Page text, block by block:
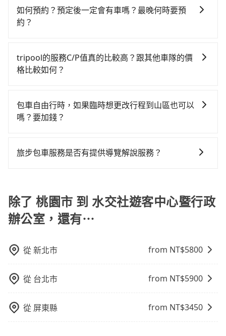
抵達水交社遊客中心暨行政辦公室 (台南市南區) 的目的
地。全程加上轉車時間共2小時34分鐘，假設4位同行，
費時3小時11分鐘。長距離移動確實搭乘高鐵可以比坐車
快，但卻要額外支出約40元的交通費，所以對於不是這
務，最多可再節省50%的交通費用。
市（大園區）到水交社遊客中心暨行政辦公室的花費預
估為$3,750~4,500（金額差異來自於平假日、車款差
險與可能的罰單都需自付。再者，和運的iRent只提供最
基本的車型，如Toyota Yaris、Prius C、Vios這類乘坐
就是車況，打開車門才發現仍有上一組乘客遺留的垃圾
或者撞凹的車門仍未被修理，每一次租車都好像在開樂
到停車位，對於急著用車或者要載其他乘客的人來說就
時，就顯得非常不便。
灣大車隊、Uber、Line Taxi、Yoxi等，如果在路邊攔不
到車，也可考慮打電話至附近的計程車隊，如大園義交
間，但如改預約tripool可省高達$3,500。但如果要考慮
到回程，台南市僅有合法計程車約4,140輛，數量約為桃
tripool都是你從桃園市到水交社遊客中心暨行政辦公室
的最佳選擇。
如何預約？預定後一定會有車嗎？最晚何時要預
約？
專車接送服務，可直接線上輸入上下車地點或地址，三
秒內即可查到真實價格，照著步驟填寫完乘客資料與線
了，而司機與車輛的詳細資料，將於乘車前一晚八點透
過SMS和EMAIL提供。一旦付款完畢，tripool保證出
單，最遲如當天下午過後乘車，四小時前仍能預約。
tripool的服務C/P值真的比較高？跟其他車隊的價
格比較如何？
市場上稍具規模且合法經營的業者，有以短程與城市為
主的台灣大車隊、大都會、LINE Taxi、Uber，機場接送
單程接送與跨縣市計時包車，不論從哪邊去哪裡（當然
包車自由行時，如果臨時想更改行程到山區也可以
嗎？要加錢？
旅步可能會根據行經的路線是否超過海拔1500公尺來進
心地享受旅步為您提供的服務。
旅步包車服務是否有提供導覽解說服務？
booking@tripool.app聯繫我們，將有專人協助回覆確
認是否能協助安排。
除了 桃園市 到 水交社遊客中心暨行政
辦公室，還有⋯
從新北市 from NT$5800
從 台北市 from NT$5900
從 屏東縣 from NT$3450